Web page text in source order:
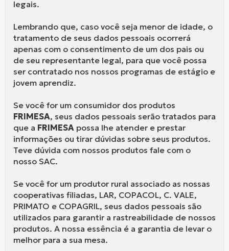
legais.
Lembrando que, caso você seja menor de idade, o
tratamento de seus dados pessoais ocorrerá
apenas com o consentimento de um dos pais ou
de seu representante legal, para que você possa
ser contratado nos nossos programas de estágio e
jovem aprendiz.
Se você for um consumidor dos produtos
FRIMESA, seus dados pessoais serão tratados para
que a FRIMESA possa lhe atender e prestar
informações ou tirar dúvidas sobre seus produtos.
Teve dúvida com nossos produtos fale com o
nosso SAC.
Se você for um produtor rural associado as nossas
cooperativas filiadas, LAR, COPACOL, C. VALE,
PRIMATO e COPAGRIL, seus dados pessoais são
utilizados para garantir a rastreabilidade de nossos
produtos. A nossa essência é a garantia de levar o
melhor para a sua mesa.